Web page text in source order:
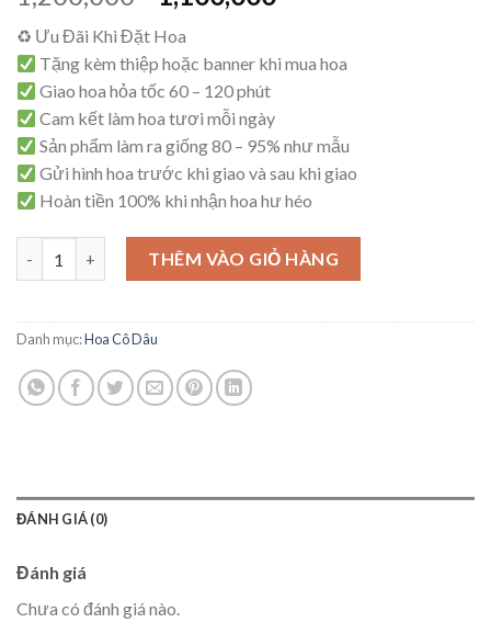
gốc
là:
1,200,000₫.là:
♻ Ưu Đãi Khi Đặt Hoa
Tặng kèm thiệp hoặc banner khi mua hoa
Giao hoa hỏa tốc 60 – 120 phút
Cam kết làm hoa tươi mỗi ngày
Sản phẩm làm ra giống 80 – 95% như mẫu
Gửi hình hoa trước khi giao và sau khi giao
Hoàn tiền 100% khi nhận hoa hư héo
Bó Hoa Cô Dâu - D01 số lượngTHÊM VÀO GIỎ HÀNG
Danh mục:Hoa Cô Dâu
ĐÁNH GIÁ (0)
Đánh giá
Chưa có đánh giá nào.